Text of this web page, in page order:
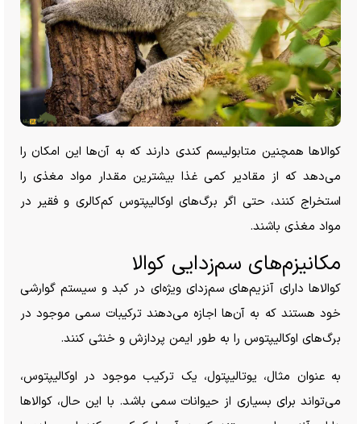
کوالا‌ها همچنین متابولیسم کندی دارند که به آن‌ها این امکان را
می‌دهد که از مقادیر کمی غذا بیشترین مقدار مواد مغذی را
استخراج کنند، حتی اگر برگ‌های اوکالیپتوس کم‌کالری و فقیر در
مواد مغذی باشند.
مکانیزم‌های سم‌زدایی کوالا
کوالا‌ها دارای آنزیم‌های سم‌زدای ویژه‌ای در کبد و سیستم گوارشی
خود هستند که به آن‌ها اجازه می‌دهند ترکیبات سمی موجود در
برگ‌های اوکالیپتوس را به طور ایمن پردازش و خنثی کنند.
به عنوان مثال، یوتالیپتول، یک ترکیب موجود در اوکالیپتوس،
می‌تواند برای بسیاری از حیوانات سمی باشد. با این حال، کوالا‌ها